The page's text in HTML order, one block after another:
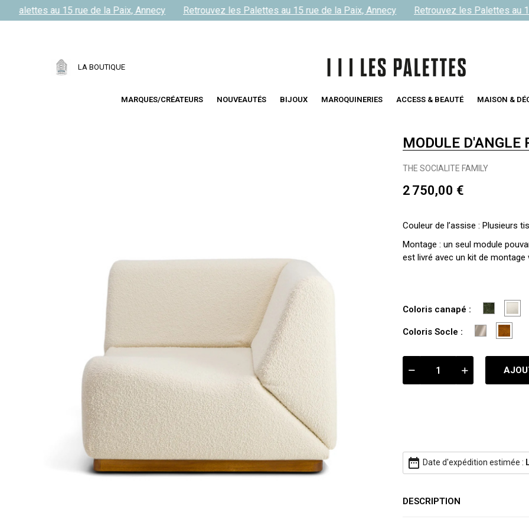
Palettes au 15 rue de la Paix, Annecy Retrouvez les Palettes au 15 rue de la Paix, Annecy Retrouvez les Palettes au
LA BOUTIQUE
MARQUES/CRÉATEURS NOUVEAUTÉS BIJOUX MAROQUINERIES ACCESS & BEAUTÉ MAISON &
MODULE D'ANGLE
THE SOCIALITE FAMILY
2 750,00 €
Couleur de l’assise : Plusieurs
Montage : un seul module
est livré avec un kit de
Coloris canapé :
vert
olive
Coloris Socle :
Socle
Aluminium
Socle
Bois
date_range Date d'expédition estimée :
DESCRIPTION